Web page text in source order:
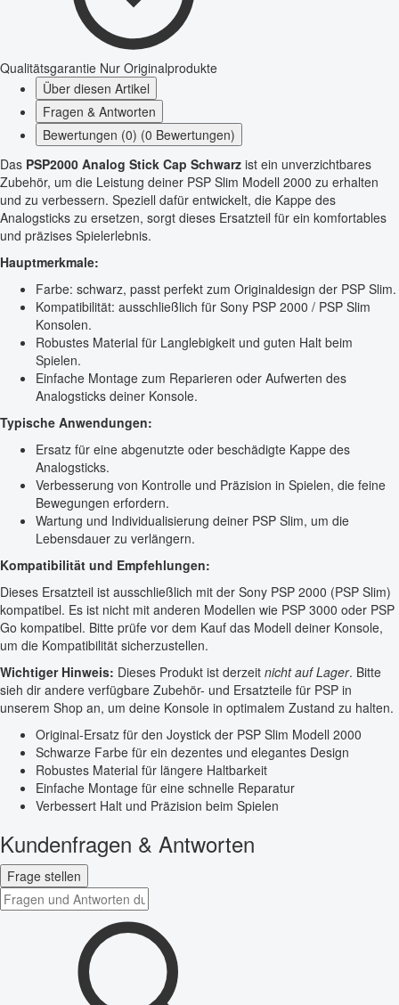
Qualitätsgarantie Nur Originalprodukte
Über diesen Artikel
Fragen & Antworten
Bewertungen (0) (0 Bewertungen)
Das PSP2000 Analog Stick Cap Schwarz ist ein unverzichtbares
Zubehör, um die Leistung deiner PSP Slim Modell 2000 zu erhalten
und zu verbessern. Speziell dafür entwickelt, die Kappe des
Analogsticks zu ersetzen, sorgt dieses Ersatzteil für ein komfortables
und präzises Spielerlebnis.
Hauptmerkmale:
Farbe: schwarz, passt perfekt zum Originaldesign der PSP Slim.
Kompatibilität: ausschließlich für Sony PSP 2000 / PSP Slim
Konsolen.
Robustes Material für Langlebigkeit und guten Halt beim
Spielen.
Einfache Montage zum Reparieren oder Aufwerten des
Analogsticks deiner Konsole.
Typische Anwendungen:
Ersatz für eine abgenutzte oder beschädigte Kappe des
Analogsticks.
Verbesserung von Kontrolle und Präzision in Spielen, die feine
Bewegungen erfordern.
Wartung und Individualisierung deiner PSP Slim, um die
Lebensdauer zu verlängern.
Kompatibilität und Empfehlungen:
Dieses Ersatzteil ist ausschließlich mit der Sony PSP 2000 (PSP Slim)
kompatibel. Es ist nicht mit anderen Modellen wie PSP 3000 oder PSP
Go kompatibel. Bitte prüfe vor dem Kauf das Modell deiner Konsole,
um die Kompatibilität sicherzustellen.
Wichtiger Hinweis: Dieses Produkt ist derzeit nicht auf Lager. Bitte
sieh dir andere verfügbare Zubehör- und Ersatzteile für PSP in
unserem Shop an, um deine Konsole in optimalem Zustand zu halten.
Original-Ersatz für den Joystick der PSP Slim Modell 2000
Schwarze Farbe für ein dezentes und elegantes Design
Robustes Material für längere Haltbarkeit
Einfache Montage für eine schnelle Reparatur
Verbessert Halt und Präzision beim Spielen
Kundenfragen & Antworten
Frage stellen